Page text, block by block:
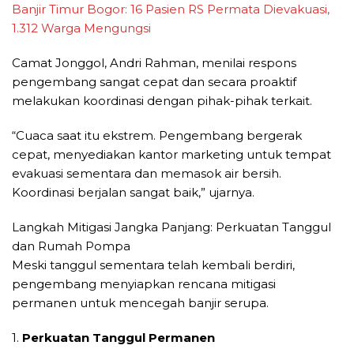
Banjir Timur Bogor: 16 Pasien RS Permata Dievakuasi,
1.312 Warga Mengungsi
Camat Jonggol, Andri Rahman, menilai respons
pengembang sangat cepat dan secara proaktif
melakukan koordinasi dengan pihak-pihak terkait.
“Cuaca saat itu ekstrem. Pengembang bergerak
cepat, menyediakan kantor marketing untuk tempat
evakuasi sementara dan memasok air bersih.
Koordinasi berjalan sangat baik,” ujarnya.
Langkah Mitigasi Jangka Panjang: Perkuatan Tanggul
dan Rumah Pompa
Meski tanggul sementara telah kembali berdiri,
pengembang menyiapkan rencana mitigasi
permanen untuk mencegah banjir serupa.
1. Perkuatan Tanggul Permanen